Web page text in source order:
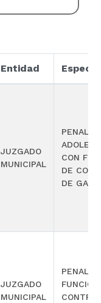
Entidad
JUZGADO
MUNICIPAL
PENAL
CON
DE
DE
JUZGADO
MUNICIPAL
PENAL